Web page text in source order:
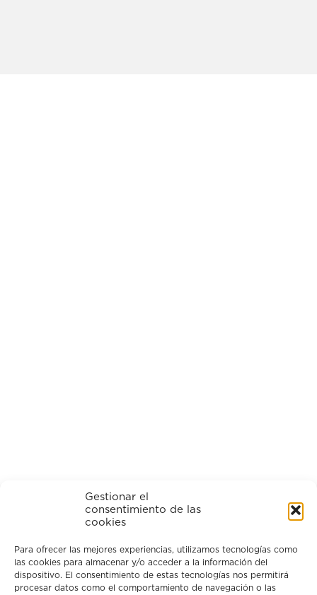
Gestionar el
consentimiento de las
cookies
Para ofrecer las mejores experiencias, utilizamos tecnologías como
las cookies para almacenar y/o acceder a la información del
dispositivo. El consentimiento de estas tecnologías nos permitirá
procesar datos como el comportamiento de navegación o las
Síguenos en Instagram